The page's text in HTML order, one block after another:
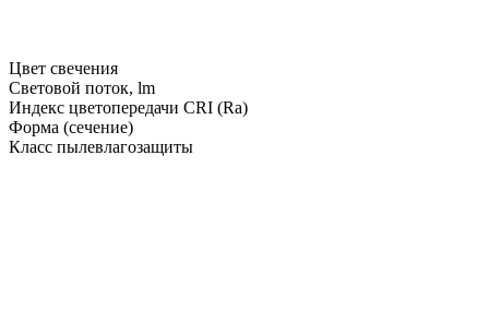
Цвет свечения
Световой поток, lm
Индекс цветопередачи CRI (Ra)
Форма (сечение)
Класс пылевлагозащиты